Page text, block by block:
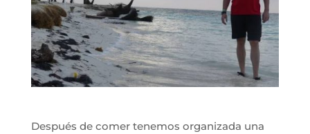
Después de comer tenemos organizada una